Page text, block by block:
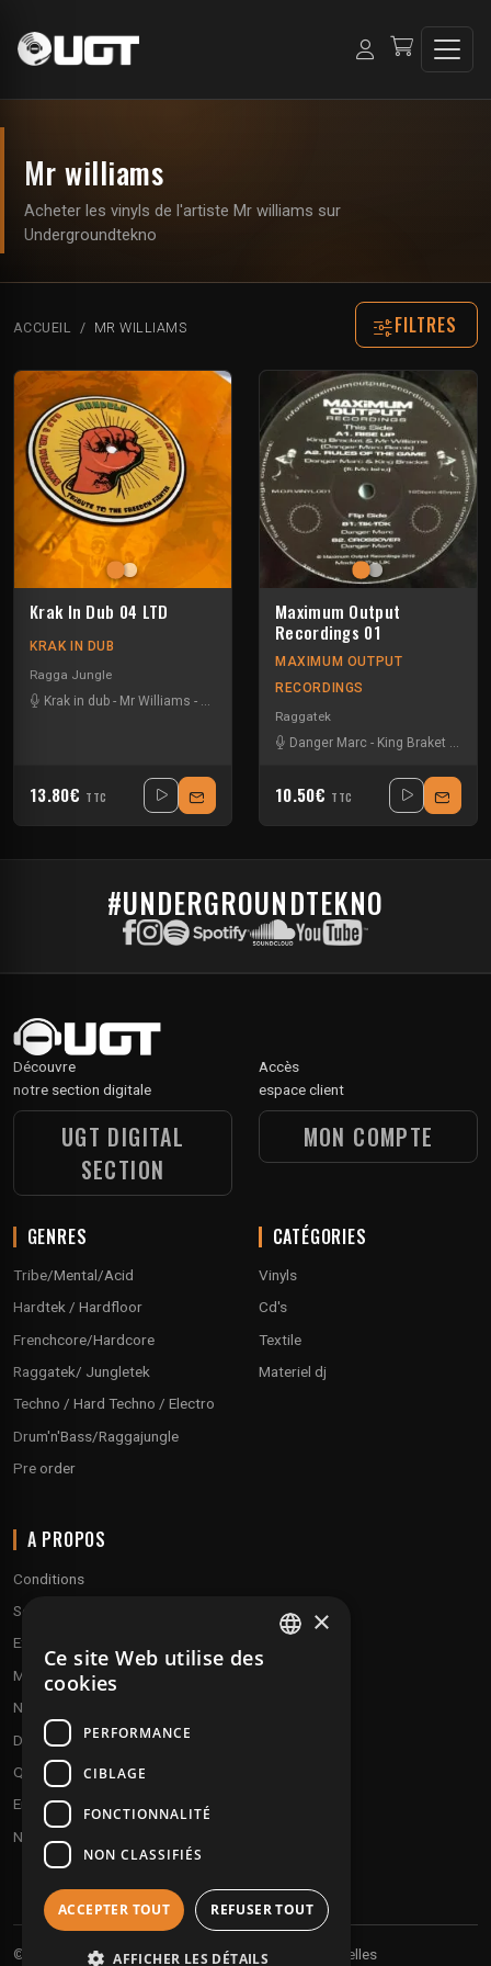
Mr williams
Acheter les vinyls de l'artiste Mr williams sur
Undergroundtekno
ACCUEIL MR WILLIAMS FILTRES
Krak In Dub 04 LTD
KRAK IN DUB
Ragga Jungle
Krak in dub - Mr Williams - Obf
13.80€ TTC
Maximum Output
Recordings 01
MAXIMUM OUTPUT
RECORDINGS
Raggatek
Danger Marc - King Braket Mc
10.50€ TTC
#UNDERGROUNDTEKNO
Découvre
notre section digitale
UGT DIGITAL
SECTION
Accès
espace client
MON COMPTE
GENRES
Tribe/Mental/Acid
Hardtek / Hardfloor
Frenchcore/Hardcore
Raggatek/ Jungletek
Techno / Hard Techno / Electro
Drum'n'Bass/Raggajungle
Pre order
CATÉGORIES
Vinyls
Cd's
Textile
Materiel dj
A PROPOS
Conditions
Service client
Expédition & retours
Modes de paiement
Notre programme de fidélité
Disques cadeaux
Qui sommes-nous ?
Envoyez vos démos
Nous contacter
© 2026 UndergroundteknoVos informations personnelles
×
Ce site Web utilise des
cookies
PERFORMANCE
CIBLAGE
FONCTIONNALITÉ
NON CLASSIFIÉS
ACCEPTER TOUT REFUSER TOUT
AFFICHER LES DÉTAILS